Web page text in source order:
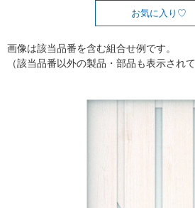
お気に入り
画像は該当品番を含む組合せ例です。
（該当品番以外の製品・部品も表示され